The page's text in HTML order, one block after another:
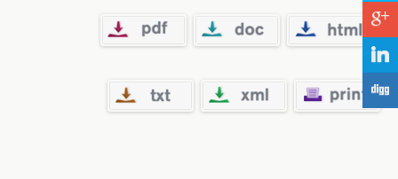
c
j
F